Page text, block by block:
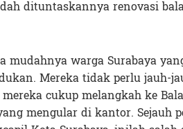
dituntaskannya renovasi
mudahnya warga Surabaya
Mereka tidak perlu jauh-
cukup melangkah ke
mengular di kantor. Sejauh